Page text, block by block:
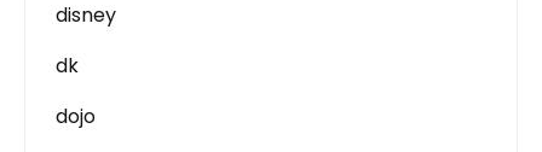
disney
dk
dojo